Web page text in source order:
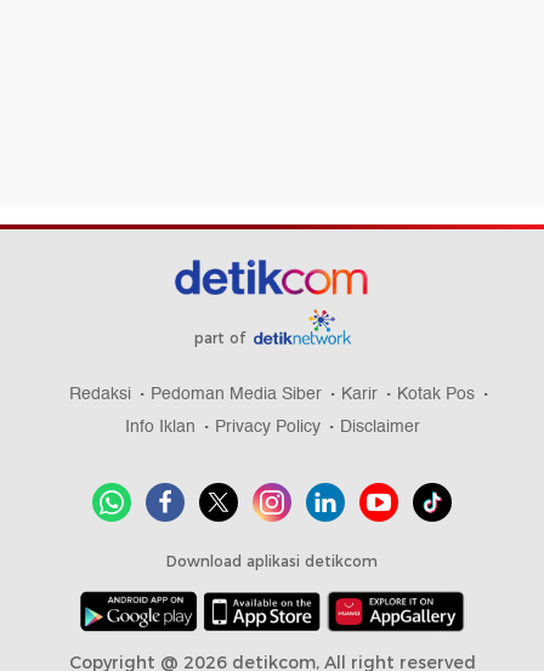
part of
Redaksi Pedoman Media Siber Karir
Kotak Pos
Info Iklan
Privacy Policy Disclaimer
Download aplikasi detikcom
Copyright @ 2026 detikcom, All right reserved